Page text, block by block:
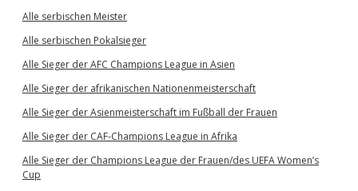
Alle serbischen Meister
Alle serbischen Pokalsieger
Alle Sieger der AFC Champions League in Asien
Alle Sieger der afrikanischen Nationenmeisterschaft
Alle Sieger der Asienmeisterschaft im Fußball der Frauen
Alle Sieger der CAF-Champions League in Afrika
Alle Sieger der Champions League der Frauen/des UEFA Women’s
Cup